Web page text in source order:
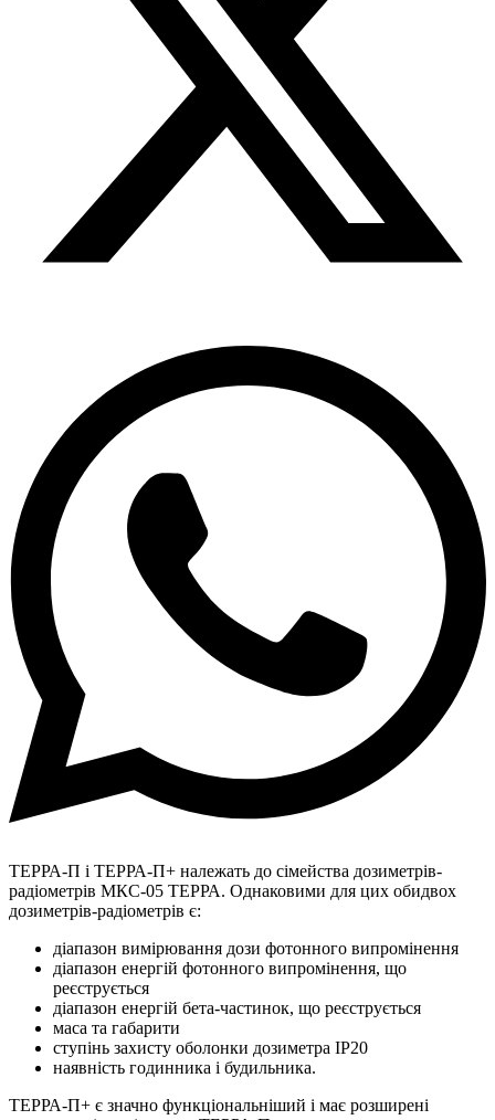
ТЕРРА-П і ТЕРРА-П+ належать до сімейства дозиметрів-
радіометрів МКС-05 ТЕРРА. Однаковими для цих обидвох
дозиметрів-радіометрів є:
діапазон вимірювання дози фотонного випромінення
діапазон енергій фотонного випромінення, що
реєструється
діапазон енергій бета-частинок, що реєструється
маса та габарити
ступінь захисту оболонки дозиметра IP20
наявність годинника і будильника.
ТЕРРА-П+ є значно функціональніший і має розширені